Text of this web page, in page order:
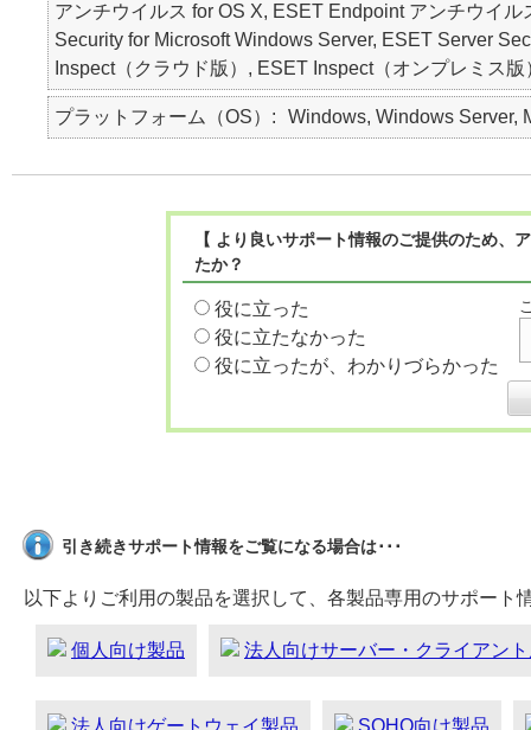
アンチウイルス for OS X, ESET Endpoint アンチウイ
Security for Microsoft Windows Server, ESET Server
Inspect（クラウド版）, ESET Inspect（オンプレミス
プラットフォーム（OS） Windows, Windows Server,
【 より良いサポート情報のご提供のため
たか？
役に立った
役に立たなかった
役に立ったが、わかりづらかった
引き続きサポート情報をご覧になる場合は･･･
以下よりご利用の製品を選択して、各製品専用のサポート
個人向け製品 法人向けサーバー・クライアン
法人向けゲートウェイ製品 SOHO向け製品